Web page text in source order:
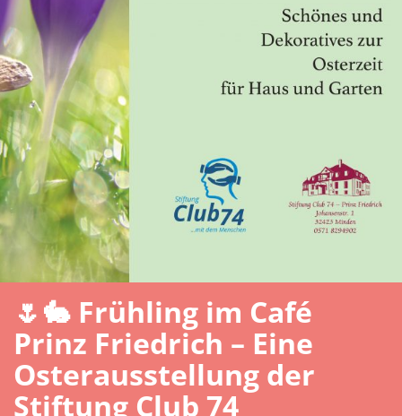
🌷🐇 Frühling im Café
Prinz Friedrich – Eine
Osterausstellung der
Stiftung Club 74